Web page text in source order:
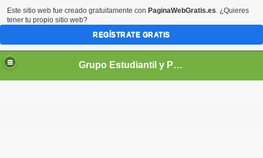
Grupo Estudiantil y Profesional de Univalle - GEPU -
Este sitio web fue creado gratuitamente con PaginaWebGratis.es. ¿Quieres
tener tu propio sitio web?
REGÍSTRATE GRATIS